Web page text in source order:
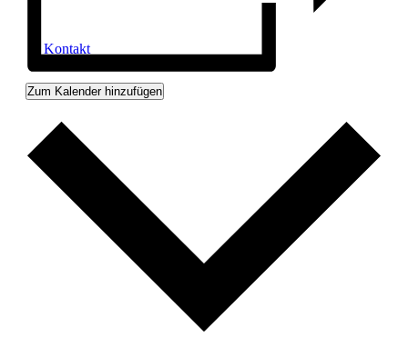
Kontakt
Zum Kalender hinzufügen